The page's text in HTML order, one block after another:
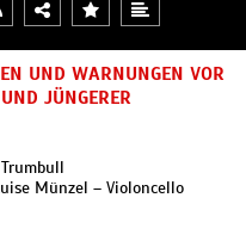
UND WARNUNGEN VOR
JÜNGERER
Münzel – Violoncello